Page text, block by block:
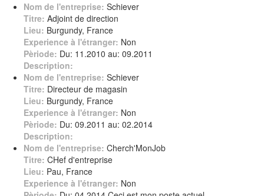
Nom de l'entreprise: Schiever
Titre: Adjoint de direction
Lieu: Burgundy, France
Experience à l'étranger: Non
Pèriode: Du: 11.2010 au: 09.2011
Description:
Nom de l'entreprise: Schiever
Titre: Directeur de magasin
Lieu: Burgundy, France
Experience à l'étranger: Non
Pèriode: Du: 09.2011 au: 02.2014
Description:
Nom de l'entreprise: Cherch'MonJob
Titre: CHef d'entreprise
Lieu: Pau, France
Experience à l'étranger: Non